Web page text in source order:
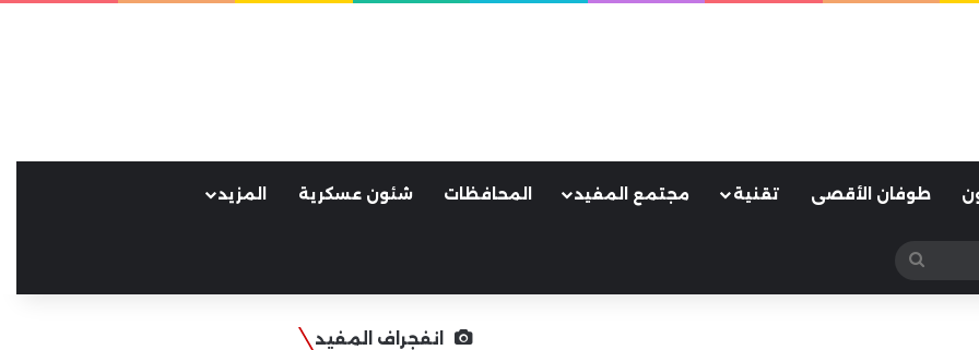
طوفان الأقصى تقنية مجتمع المفيد المحافظات شئون عسكرية المزيد
بحث
عن
انفجراف المفيد